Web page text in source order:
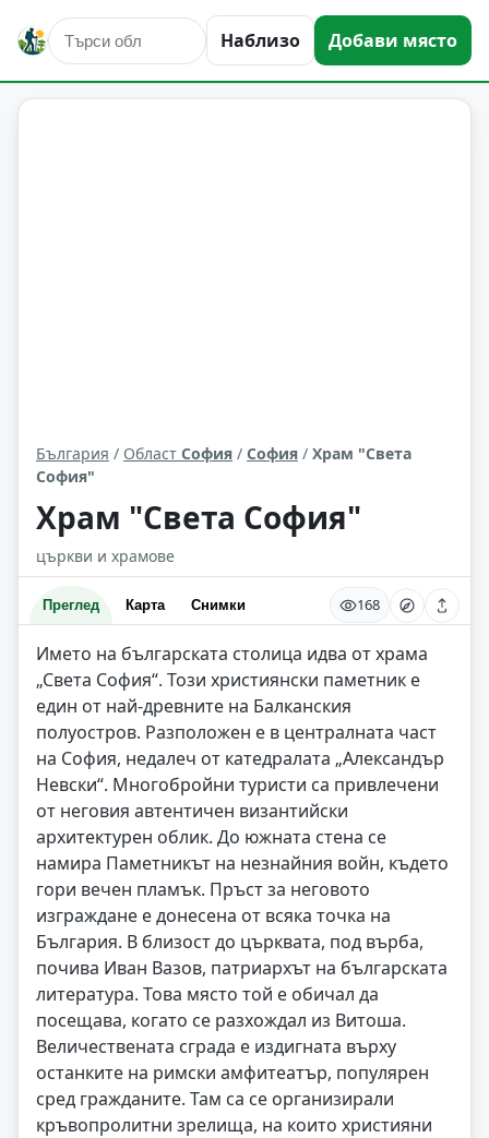
Наблизо Добави място
култура и изкуство София Област: София
България / Област София / София / Храм "Света
София"
Храм "Света София"
църкви и храмове
Преглед Карта Снимки 168
Името на българската столица идва от храма
„Света София“. Този християнски паметник е
един от най-древните на Балканския
полуостров. Разположен е в централната част
на София, недалеч от катедралата „Александър
Невски“. Многобройни туристи са привлечени
от неговия автентичен византийски
архитектурен облик. До южната стена се
намира Паметникът на незнайния войн, където
гори вечен пламък. Пръст за неговото
изграждане е донесена от всяка точка на
България. В близост до църквата, под върба,
почива Иван Вазов, патриархът на българската
литература. Това място той е обичал да
посещава, когато се разхождал из Витоша.
Величествената сграда е издигната върху
останките на римски амфитеатър, популярен
сред гражданите. Там са се организирали
кръвопролитни зрелища, на които християни